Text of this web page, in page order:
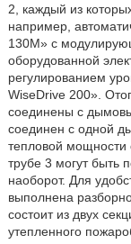
2, каждый из
например,
130M» с
оборудованной
регулированием
WiseDrive 200».
соединены с
соединен с одной
тепловой мощности
трубе 3 могут быть
наоборот. Для
выполнена
состоит из двух
утепленного